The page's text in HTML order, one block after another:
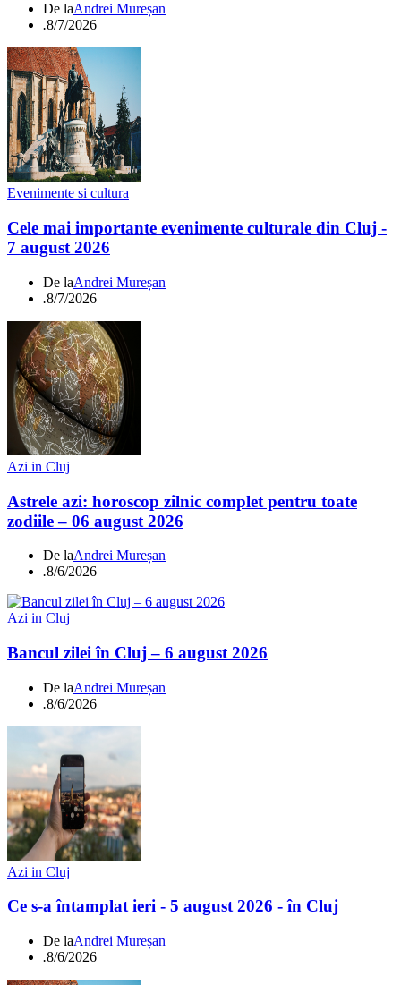
De laAndrei Mureșan
.8/7/2026
Evenimente si cultura
Cele mai importante evenimente culturale din Cluj -
7 august 2026
De laAndrei Mureșan
.8/7/2026
Azi in Cluj
Astrele azi: horoscop zilnic complet pentru toate
zodiile – 06 august 2026
De laAndrei Mureșan
.8/6/2026
Azi in Cluj
Bancul zilei în Cluj – 6 august 2026
De laAndrei Mureșan
.8/6/2026
Azi in Cluj
Ce s-a întamplat ieri - 5 august 2026 - în Cluj
De laAndrei Mureșan
.8/6/2026